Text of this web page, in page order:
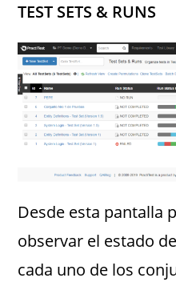
TEST SETS & RUNS
Desde esta pantalla
observar el estado
cada uno de los